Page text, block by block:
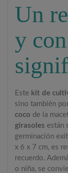
Un
y
Este kit de
sino también
coco de la
girasoles están
germinación
x 6 x 7 cm, es
recuerdo.
o niña, se